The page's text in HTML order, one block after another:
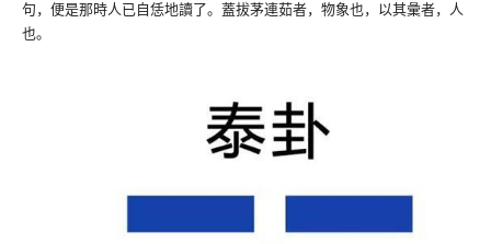
句，便是那時人已自恁地讀了。蓋拔茅連茹者，物象也，以其彙者，人
也。